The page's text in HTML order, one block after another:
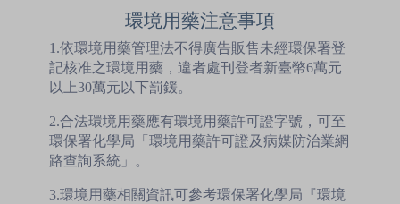
環境用藥注意事項
1.依環境用藥管理法不得廣告販售未經環保署登
記核准之環境用藥，違者處刊登者新臺幣6萬元
以上30萬元以下罰鍰。
2.合法環境用藥應有環境用藥許可證字號，可至
環保署化學局「環境用藥許可證及病媒防治業網
路查詢系統」。
3.環境用藥相關資訊可參考環保署化學局『環境